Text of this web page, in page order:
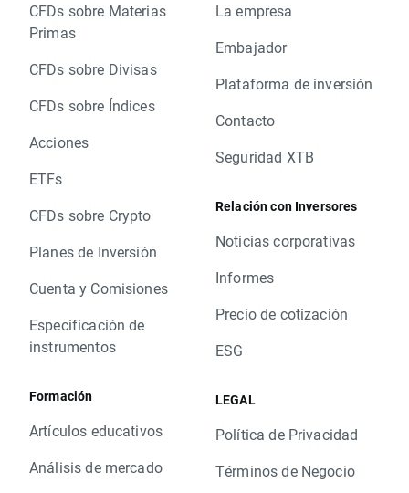
CFDs sobre Materias
Primas
CFDs sobre Divisas
CFDs sobre Índices
Acciones
ETFs
CFDs sobre Crypto
Planes de Inversión
Cuenta y Comisiones
Especificación de
instrumentos
Formación
Artículos educativos
Análisis de mercado
La empresa
Embajador
Plataforma de inversión
Contacto
Seguridad XTB
Relación con Inversores
Noticias corporativas
Informes
Precio de cotización
ESG
LEGAL
Política de Privacidad
Términos de Negocio